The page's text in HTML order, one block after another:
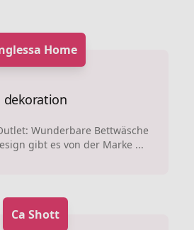
Home
dekoration
Wunderbare Bettwäsche
gibt es von der Marke ...
Ca Shott